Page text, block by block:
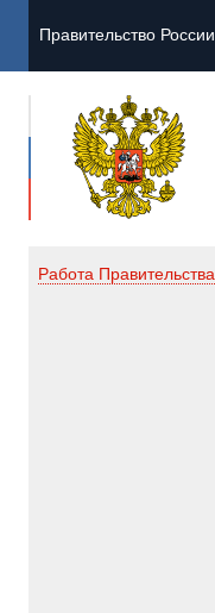
Правительство России
Работа Правительства